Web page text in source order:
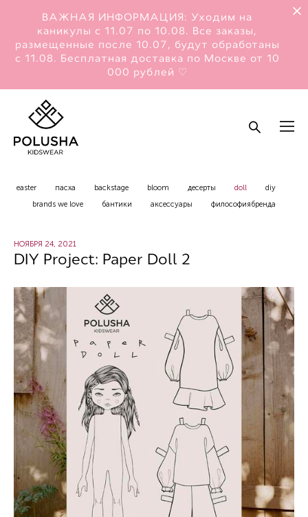
ВАЖНАЯ ИНФОРМАЦИЯ: Уходим на
каникулы с 11.07 по 10.08. Все заказы,
размещенные после 10.07, будут обработаны
с 11.08. Бесплатная доставка по Москве от 10
000 рублей ♡
easter пасха backstage bloom десерты doll
diy
brands we love
бантики аксессуары философиябренда
DIY Project: Paper Doll 2
НОЯБРЯ 24, 2021